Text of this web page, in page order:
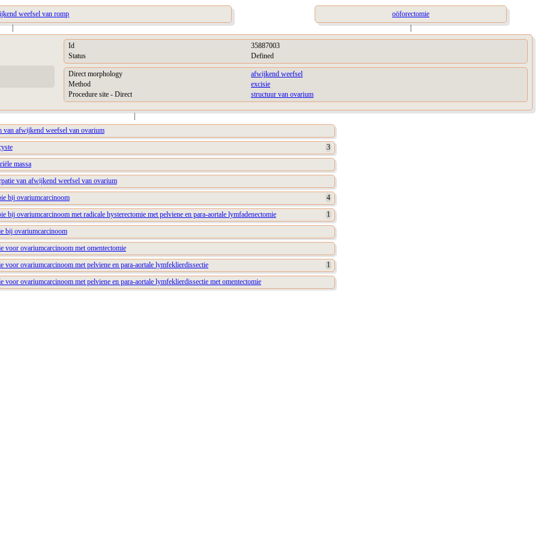
weefsel van romp
oöforectomie
|
|
Id
35887003
Status
Defined
Direct morphology
afwijkend weefsel
Method
excisie
Procedure site - Direct
structuur van ovarium
|
van afwijkend weefsel van ovarium
3
massa
van afwijkend weefsel van ovarium
bij ovariumcarcinoom
4
bij ovariumcarcinoom met radicale hysterectomie met pelviene en para-aortale lymfadenectomie
1
bij ovariumcarcinoom
voor ovariumcarcinoom met omentectomie
voor ovariumcarcinoom met pelviene en para-aortale lymfeklierdissectie
1
voor ovariumcarcinoom met pelviene en para-aortale lymfeklierdissectie met omentectomie